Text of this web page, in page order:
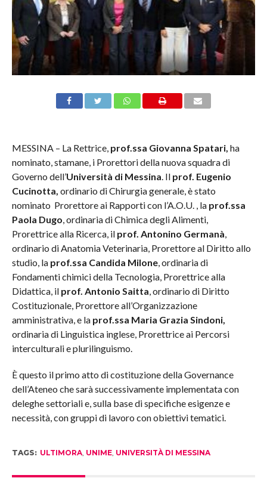
MESSINA – La Rettrice, prof.ssa Giovanna Spatari, ha
nominato, stamane, i Prorettori della nuova squadra di
Governo dell’Università di Messina. Il prof. Eugenio
Cucinotta, ordinario di Chirurgia generale, è stato
nominato Prorettore ai Rapporti con l’A.O.U. , la prof.ssa
Paola Dugo, ordinaria di Chimica degli Alimenti,
Prorettrice alla Ricerca, il prof. Antonino Germanà,
ordinario di Anatomia Veterinaria, Prorettore al Diritto allo
studio, la prof.ssa Candida Milone, ordinaria di
Fondamenti chimici della Tecnologia, Prorettrice alla
Didattica, il prof. Antonio Saitta, ordinario di Diritto
Costituzionale, Prorettore all’Organizzazione
amministrativa, e la prof.ssa Maria Grazia Sindoni,
ordinaria di Linguistica inglese, Prorettrice ai Percorsi
interculturali e plurilinguismo.
È questo il primo atto di costituzione della Governance
dell’Ateneo che sarà successivamente implementata con
deleghe settoriali e, sulla base di specifiche esigenze e
necessità, con gruppi di lavoro con obiettivi tematici.
TAGS: ULTIMORA, UNIME, UNIVERSITÀ DI MESSINA